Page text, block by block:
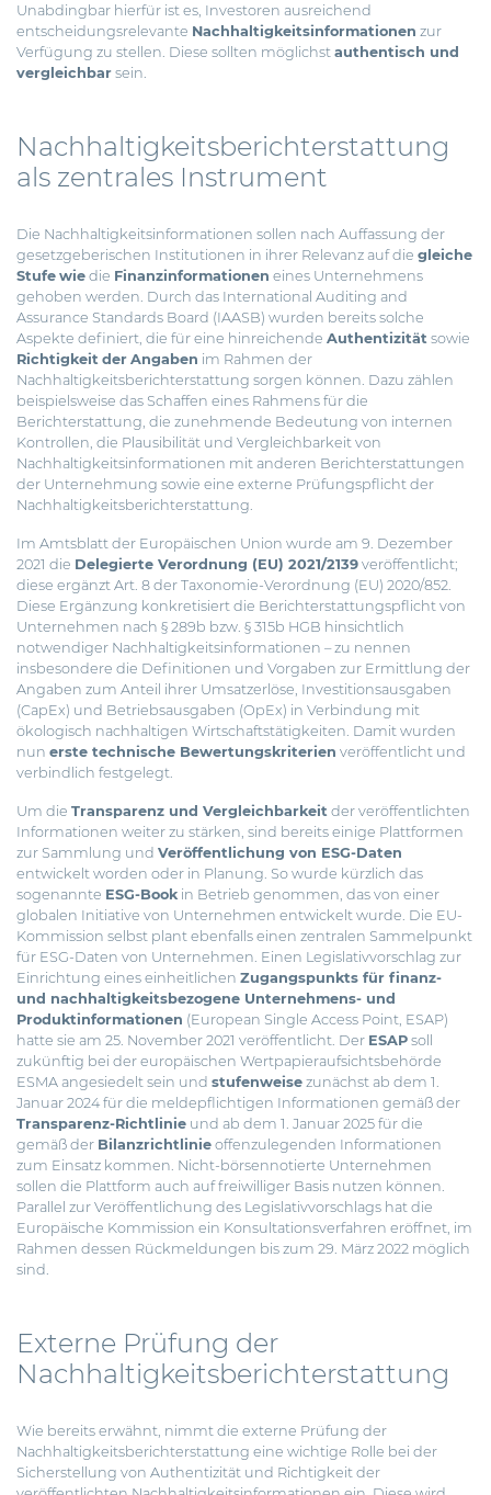
Unabdingbar hierfür ist es, Investoren ausreichend
entscheidungsrelevante Nachhaltigkeitsinformationen zur
Verfügung zu stellen. Diese sollten möglichst authentisch und
vergleichbar sein.
Nachhaltigkeitsberichterstattung
als zentrales Instrument
Die Nachhaltigkeitsinformationen sollen nach Auffassung der
gesetzgeberischen Institutionen in ihrer Relevanz auf die gleiche
Stufe wie die Finanzinformationen eines Unternehmens
gehoben werden. Durch das International Auditing and
Assurance Standards Board (IAASB) wurden bereits solche
Aspekte definiert, die für eine hinreichende Authentizität sowie
Richtigkeit der Angaben im Rahmen der
Nachhaltigkeitsberichterstattung sorgen können. Dazu zählen
beispielsweise das Schaffen eines Rahmens für die
Berichterstattung, die zunehmende Bedeutung von internen
Kontrollen, die Plausibilität und Vergleichbarkeit von
Nachhaltigkeitsinformationen mit anderen Berichterstattungen
der Unternehmung sowie eine externe Prüfungspflicht der
Nachhaltigkeitsberichterstattung.
Im Amtsblatt der Europäischen Union wurde am 9. Dezember
2021 die Delegierte Verordnung (EU) 2021/2139 veröffentlicht;
diese ergänzt Art. 8 der Taxonomie-Verordnung (EU) 2020/852.
Diese Ergänzung konkretisiert die Berichterstattungspflicht von
Unternehmen nach § 289b bzw. § 315b HGB hinsichtlich
notwendiger Nachhaltigkeitsinformationen – zu nennen
insbesondere die Definitionen und Vorgaben zur Ermittlung der
Angaben zum Anteil ihrer Umsatzerlöse, Investitionsausgaben
(CapEx) und Betriebsausgaben (OpEx) in Verbindung mit
ökologisch nachhaltigen Wirtschaftstätigkeiten. Damit wurden
nun erste technische Bewertungskriterien veröffentlicht und
verbindlich festgelegt.
Um die Transparenz und Vergleichbarkeit der veröffentlichten
Informationen weiter zu stärken, sind bereits einige Plattformen
zur Sammlung und Veröffentlichung von ESG-Daten
entwickelt worden oder in Planung. So wurde kürzlich das
sogenannte ESG-Book in Betrieb genommen, das von einer
globalen Initiative von Unternehmen entwickelt wurde. Die EU-
Kommission selbst plant ebenfalls einen zentralen Sammelpunkt
für ESG-Daten von Unternehmen. Einen Legislativvorschlag zur
Einrichtung eines einheitlichen Zugangspunkts für finanz-
und nachhaltigkeitsbezogene Unternehmens- und
Produktinformationen (European Single Access Point, ESAP)
hatte sie am 25. November 2021 veröffentlicht. Der ESAP soll
zukünftig bei der europäischen Wertpapieraufsichtsbehörde
ESMA angesiedelt sein und stufenweise zunächst ab dem 1.
Januar 2024 für die meldepflichtigen Informationen gemäß der
Transparenz-Richtlinie und ab dem 1. Januar 2025 für die
gemäß der Bilanzrichtlinie offenzulegenden Informationen
zum Einsatz kommen. Nicht-börsennotierte Unternehmen
sollen die Plattform auch auf freiwilliger Basis nutzen können.
Parallel zur Veröffentlichung des Legislativvorschlags hat die
Europäische Kommission ein Konsultationsverfahren eröffnet, im
Rahmen dessen Rückmeldungen bis zum 29. März 2022 möglich
sind.
Externe Prüfung der
Nachhaltigkeitsberichterstattung
Wie bereits erwähnt, nimmt die externe Prüfung der
Nachhaltigkeitsberichterstattung eine wichtige Rolle bei der
Sicherstellung von Authentizität und Richtigkeit der